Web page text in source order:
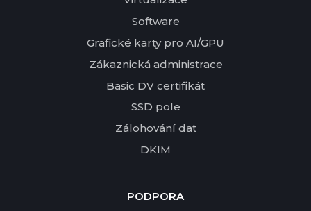
Software
Grafické karty pro AI/GPU
Zákaznická administrace
Basic DV certifikát
SSD pole
Zálohování dat
DKIM
PODPORA